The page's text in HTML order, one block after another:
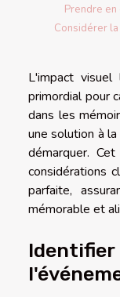
Prendre
Considérer
L'impact
primordial pour
dans les
une solution à
démarquer.
considérations
parfaite,
mémorable et
Identifier